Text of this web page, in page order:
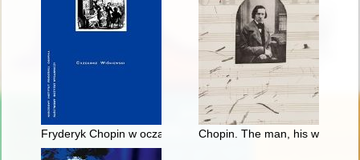
Fryderyk Chopin w oczach Rosjan. Antologia. Friderik źopen
Chopin. The man, his work